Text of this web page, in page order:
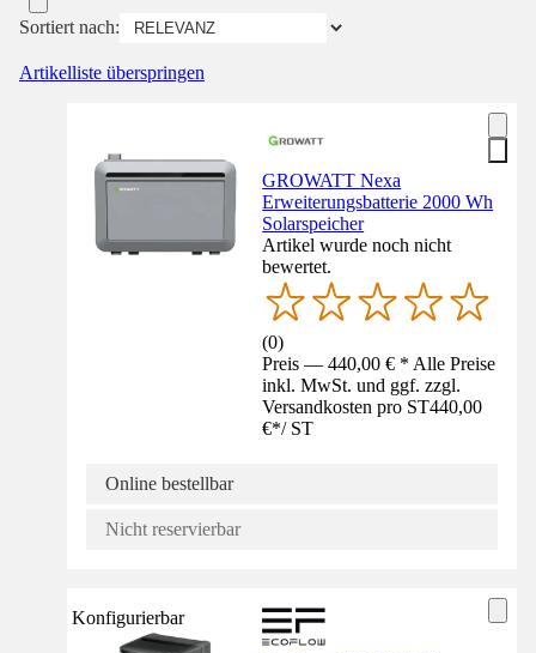
Sortiert nach:
Artikelliste überspringen
GROWATT Nexa
Erweiterungsbatterie 2000 Wh
Solarspeicher
Artikel wurde noch nicht
bewertet.
(0)
Preis — 440,00 € * Alle Preise
inkl. MwSt. und ggf. zzgl.
Versandkosten pro ST440,00
€*/ ST
Online bestellbar
Nicht reservierbar
Konfigurierbar